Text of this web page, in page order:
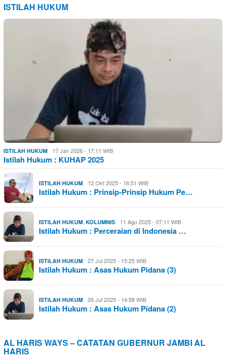
ISTILAH HUKUM
ISTILAH HUKUM 17 Jan 2026 - 17:11 WIB
Istilah Hukum : KUHAP 2025
ISTILAH HUKUM 12 Okt 2025 - 16:51 WIB
Istilah Hukum : Prinsip-Prinsip Hukum Pe…
ISTILAH HUKUM KOLUMNIS 11 Agu 2025 - 07:11 WIB
Istilah Hukum : Perceraian di Indonesia …
ISTILAH HUKUM 27 Jul 2025 - 15:25 WIB
Istilah Hukum : Asas Hukum Pidana (3)
ISTILAH HUKUM 26 Jul 2025 - 14:58 WIB
Istilah Hukum : Asas Hukum Pidana (2)
AL HARIS WAYS – CATATAN GUBERNUR JAMBI AL
HARIS